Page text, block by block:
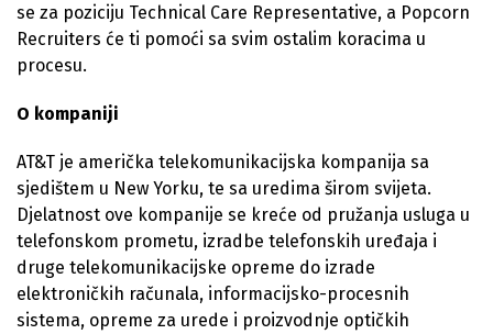
se za poziciju Technical Care Representative, a Popcorn
Recruiters će ti pomoći sa svim ostalim koracima u
procesu.
O kompaniji
AT&T je američka telekomunikacijska kompanija sa
sjedištem u New Yorku, te sa uredima širom svijeta.
Djelatnost ove kompanije se kreće od pružanja usluga u
telefonskom prometu, izradbe telefonskih uređaja i
druge telekomunikacijske opreme do izrade
elektroničkih računala, informacijsko-procesnih
sistema, opreme za urede i proizvodnje optičkih